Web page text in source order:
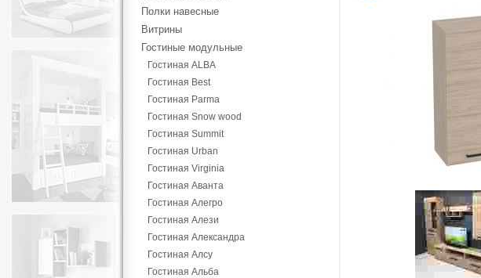
Полки навесные
Витрины
Гостиные модульные
Гостиная ALBA
Гостиная Best
Гостиная Parma
Гостиная Snow wood
Гостиная Summit
Гостиная Urban
Гостиная Virginia
Гостиная Аванта
Гостиная Алегро
Гостиная Алези
Гостиная Александра
Гостиная Алсу
Гостиная Альба